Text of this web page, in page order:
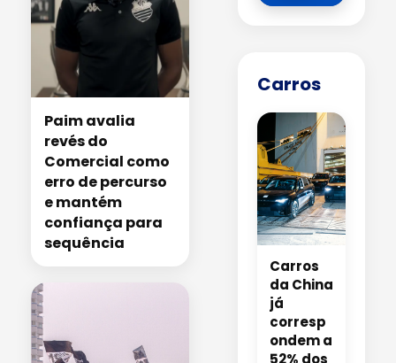
Paim avalia
revés do
Comercial como
erro de percurso
e mantém
confiança para
sequência
Carros
Carros
da China
já
corresp
ondem a
52% dos